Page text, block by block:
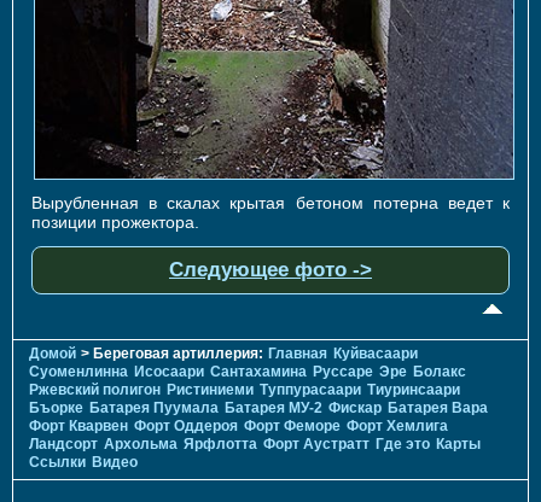
Вырубленная в скалах крытая бетоном потерна ведет к
позиции прожектора.
Следующее фото ->
Домой > Береговая артиллерия: Главная Куйвасаари
Суоменлиннa Исосаари Сантахамина Руссаре Эре Болакс
Ржевский полигон Ристиниеми Туппурасаари Тиуринсаари
Бъорке Батарея Пуумала Батарея МУ-2 Фискар Батарея Вара
Форт Кварвен Форт Оддероя Форт Феморе Форт Хемлига
Ландсорт Архольма Ярфлотта Форт Аустратт Где это Карты
Ссылки Видео